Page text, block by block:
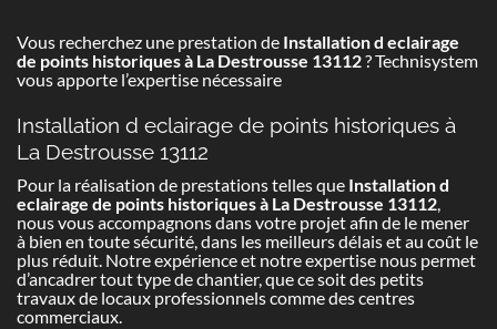
Vous recherchez une prestation de Installation d eclairage
de points historiques à La Destrousse 13112? Technisystem
vous apporte l’expertise nécessaire
Installation d eclairage de points historiques à
La Destrousse 13112
Pour la réalisation de prestations telles que Installation d
eclairage de points historiques à La Destrousse 13112,
nous vous accompagnons dans votre projet afin de le mener
à bien en toute sécurité, dans les meilleurs délais et au coût le
plus réduit. Notre expérience et notre expertise nous permet
d’ancadrer tout type de chantier, que ce soit des petits
travaux de locaux professionnels comme des centres
commerciaux.